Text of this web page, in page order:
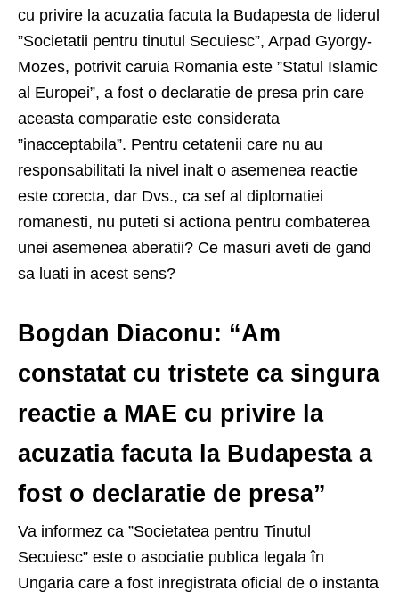
cu privire la acuzatia facuta la Budapesta de liderul
”Societatii pentru tinutul Secuiesc”, Arpad Gyorgy-
Mozes, potrivit caruia Romania este ”Statul Islamic
al Europei”, a fost o declaratie de presa prin care
aceasta comparatie este considerata
”inacceptabila”. Pentru cetatenii care nu au
responsabilitati la nivel inalt o asemenea reactie
este corecta, dar Dvs., ca sef al diplomatiei
romanesti, nu puteti si actiona pentru combaterea
unei asemenea aberatii? Ce masuri aveti de gand
sa luati in acest sens?
Bogdan Diaconu: “Am
constatat cu tristete ca singura
reactie a MAE cu privire la
acuzatia facuta la Budapesta a
fost o declaratie de presa”
Va informez ca ”Societatea pentru Tinutul
Secuiesc” este o asociatie publica legala în
Ungaria care a fost inregistrata oficial de o instanta